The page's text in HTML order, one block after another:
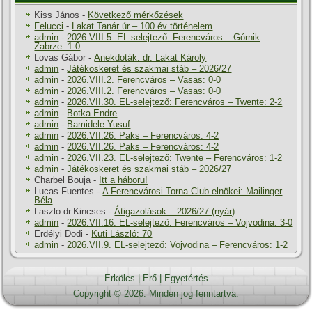
Kiss János - Következő mérkőzések
Felucci - Lakat Tanár úr – 100 év történelem
admin -2026.VIII.5. EL-selejtező: Ferencváros – Górnik
Zabrze: 1-0
Lovas Gábor -Anekdoták: dr. Lakat Károly
admin -Játékoskeret és szakmai stáb – 2026/27
admin -2026.VIII.2. Ferencváros – Vasas: 0-0
admin -2026.VIII.2. Ferencváros – Vasas: 0-0
admin -2026.VII.30. EL-selejtező: Ferencváros – Twente: 2-2
admin - Botka Endre
admin - Bamidele Yusuf
admin -2026.VII.26. Paks – Ferencváros: 4-2
admin -2026.VII.26. Paks – Ferencváros: 4-2
admin -2026.VII.23. EL-selejtező: Twente – Ferencváros: 1-2
admin -Játékoskeret és szakmai stáb – 2026/27
Charbel Bouja- Itt a háboru!
Lucas Fuentes -A Ferencvárosi Torna Club elnökei: Mailinger
Béla
Laszlo dr.Kincses -Átigazolások – 2026/27 (nyár)
admin -2026.VII.16. EL-selejtező: Ferencváros – Vojvodina: 3-0
Erdélyi Dodi - Kuti László: 70
admin -2026.VII.9. EL-selejtező: Vojvodina – Ferencváros: 1-2
Erkölcs Erő|
Egyetértés
Copyright © 2026. Minden jog fenntartva.